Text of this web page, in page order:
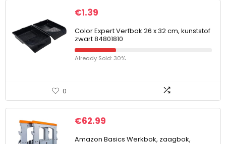
€1.39
Color Expert Verfbak 26 x 32 cm, kunststof
zwart 84801810
Already Sold: 30%
0
€62.99
Amazon Basics Werkbok, zaagbok,